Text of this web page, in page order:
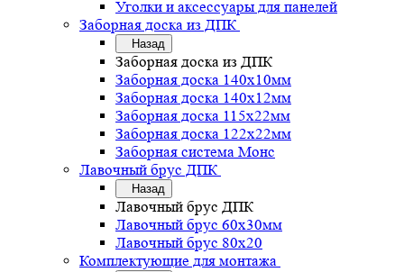
Уголки и аксессуары для панелей
Заборная доска из ДПК
Назад
Заборная доска из ДПК
Заборная доска 140х10мм
Заборная доска 140х12мм
Заборная доска 115х22мм
Заборная доска 122х22мм
Заборная система Монс
Лавочный брус ДПК
Назад
Лавочный брус ДПК
Лавочный брус 60х30мм
Лавочный брус 80х20
Комплектующие для монтажа